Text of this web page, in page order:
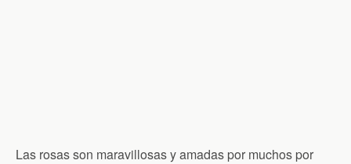
Las rosas son maravillosas y amadas por muchos por